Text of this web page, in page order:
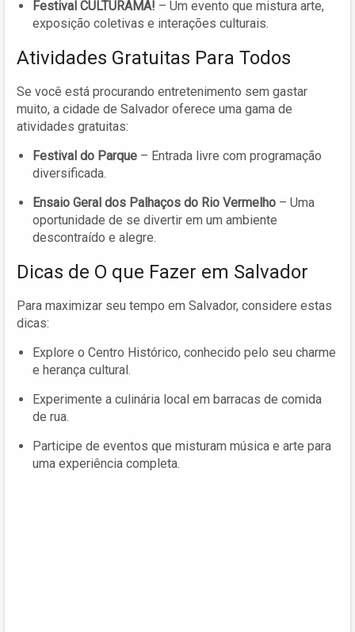
Festival CULTURAMA! – Um evento que mistura arte,
exposição coletivas e interações culturais.
Atividades Gratuitas Para Todos
Se você está procurando entretenimento sem gastar
muito, a cidade de Salvador oferece uma gama de
atividades gratuitas:
Festival do Parque – Entrada livre com programação
diversificada.
Ensaio Geral dos Palhaços do Rio Vermelho – Uma
oportunidade de se divertir em um ambiente
descontraído e alegre.
Dicas de O que Fazer em Salvador
Para maximizar seu tempo em Salvador, considere estas
dicas:
Explore o Centro Histórico, conhecido pelo seu charme
e herança cultural.
Experimente a culinária local em barracas de comida
de rua.
Participe de eventos que misturam música e arte para
uma experiência completa.